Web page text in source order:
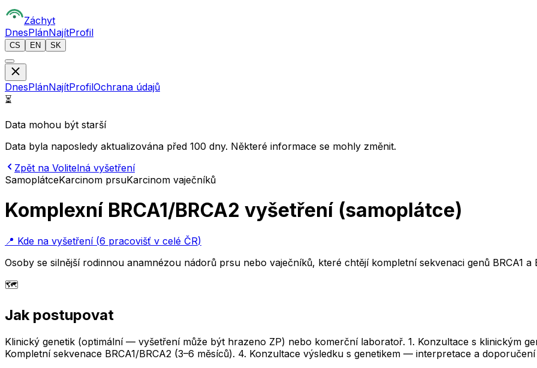
Záchyt
DnesPlánNajítProfil
CS EN SK
DnesPlánNajítProfilOchrana údajů
⏳
Data mohou být starší
Data byla naposledy aktualizována před 100 dny. Některé informace se mohly změnit.
Zpět na Volitelná vyšetření
SamoplátceKarcinom prsuKarcinom vaječníků
Komplexní BRCA1/BRCA2 vyšetření (samoplátce)
📍 Kde na vyšetření(6 pracovišť v celé ČR)
Osoby se silnější rodinnou anamnézou nádorů prsu nebo vaječníků, které chtějí kompletní sekvenaci genů BRCA1 a
🗺️
Jak postupovat
Klinický genetik (optimální — vyšetření může být hrazeno ZP) nebo komerční laboratoř. 1. Konzultace s klinickým
Kompletní sekvenace BRCA1/BRCA2 (3–6 měsíců). 4. Konzultace výsledku s genetikem — interpretace a